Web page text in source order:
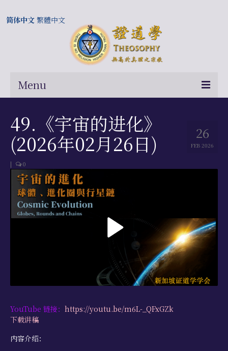
Menu
关于我们
常问问题
总部及历届会长
相关国际网站
伍廷芳与证道学在中国的历史
仅限会员
最新活动
26
FEB 2026
49.《宇宙的进化》
(2026年02月26日)
| 0
YouTube 链接： https://youtu.be/m6L-_QFxGZk
下载讲稿
内容介绍：
简体中文 繁體中文